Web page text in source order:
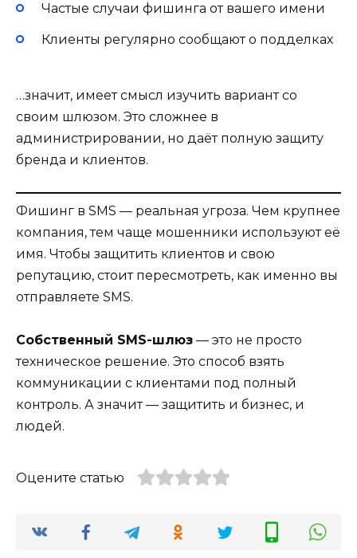
Частые случаи фишинга от вашего имени
Клиенты регулярно сообщают о подделках
…значит, имеет смысл изучить вариант со
своим шлюзом. Это сложнее в
администрировании, но даёт полную защиту
бренда и клиентов.
Фишинг в SMS — реальная угроза. Чем крупнее
компания, тем чаще мошенники используют её
имя. Чтобы защитить клиентов и свою
репутацию, стоит пересмотреть, как именно вы
отправляете SMS.
Собственный SMS-шлюз — это не просто
техническое решение. Это способ взять
коммуникации с клиентами под полный
контроль. А значит — защитить и бизнес, и
людей.
Оцените статью